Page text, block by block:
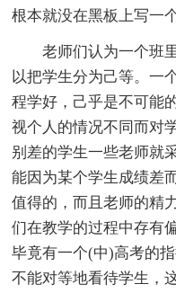
根本就没在黑板上写一
老师们认为一个班里
以把学生分为己等。一
程学好，己乎是不可能
视个人的情况不同而对
别差的学生一些老师就
能因为某个学生成绩差
值得的，而且老师的精
们在教学的过程中存有
毕竟有一个(中)高考的
不能对等地看待学生，